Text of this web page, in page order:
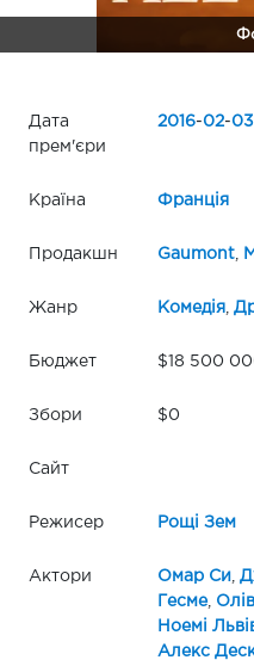
Дата
прем'єри
2016-02-03
Країна Франція
Продакшн Gaumont,
Жанр Комедія,
Бюджет $18 500
Збори $0
Сайт
Режисер Рощі Зем
Актори Омар Си
Гесме,
Ноемі
Алекс